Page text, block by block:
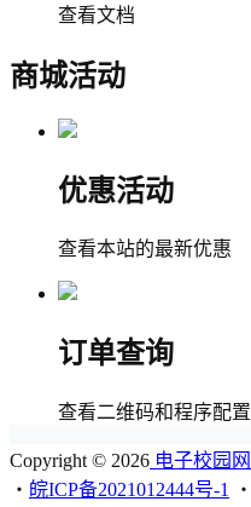
查看文档
商城活动
优惠活动
查看本站的最新优惠
订单查询
查看二维码和程序配置
Copyright © 2026 电子校园网
・ 皖ICP备2021012444号-1 ・